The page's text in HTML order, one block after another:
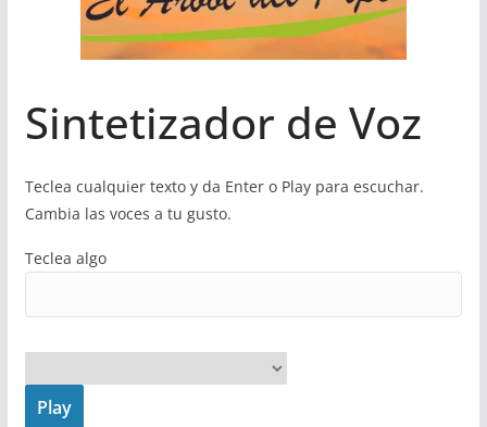
Sintetizador de Voz
Teclea cualquier texto y da Enter o Play para escuchar.
Cambia las voces a tu gusto.
Teclea algo
Play